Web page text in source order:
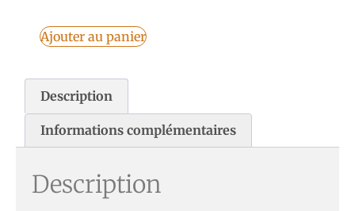
Description
Informations complémentaires
Description
Ajouter au panier